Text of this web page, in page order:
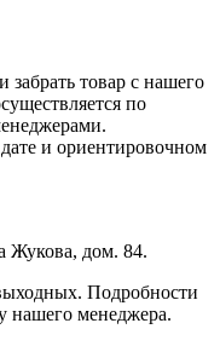
забрать товар с нашего
по
и ориентировочном
Жукова, дом. 84.
Подробности
нашего менеджера.